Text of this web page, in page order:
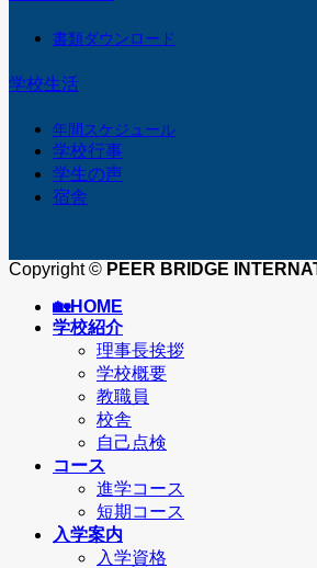
書類ダウンロード
学校生活
年間スケジュール
学校行事
学生の声
宿舎
Copyright © PEER BRIDGE
🏡︎HOME
学校紹介
理事長挨拶
学校概要
教職員
校舎
自己点検
コース
進学コース
短期コース
入学案内
入学資格